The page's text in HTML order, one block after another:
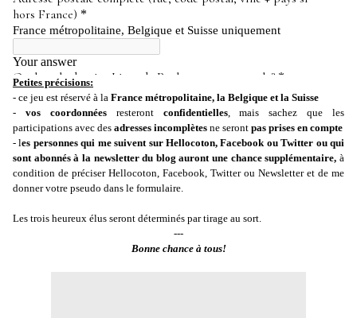
Petites précisions:
- ce jeu est réservé à la France métropolitaine, la Belgique et la Suisse
- vos coordonnées resterontconfidentielles, mais sachez que les
participations avec des adresses incomplètes ne seront pas prises en compte
- les personnes qui me suivent sur Hellocoton, Facebook ou Twitter ou qui
sont abonnés à la newsletter du blog auront une chance supplémentaire, à
condition de préciser Hellocoton, Facebook, Twitter ou Newsletter et de me
donner votre pseudo dans le formulaire.
Les trois heureux élus seront déterminés par tirage au sort.
---
Bonne chance à tous!